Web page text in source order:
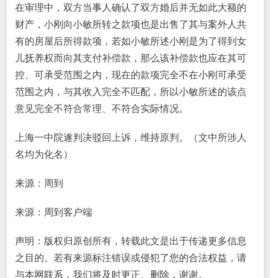
在审理中，双方当事人确认了双方婚后并无如此大额的
财产，小刚向小敏所转之款项也是出售了其与案外人共
有的房屋后所得款项，若如小敏所述小刚是为了得到女
儿抚养权而向其支付补偿款，那么该补偿款也应在其可
控、可承受范围之内，现在的款项完全不在小刚可承受
范围之内，与其收入完全不匹配，所以小敏所述的该点
意见完全不符合常理、不符合实际情况。
上海一中院遂判决驳回上诉，维持原判。（文中所涉人
名均为化名）
来源：周到
来源：周到客户端
声明：版权归原创所有，转载此文是出于传递更多信息
之目的。若有来源标注错误或侵犯了您的合法权益，请
与本网联系，我们将及时更正、删除，谢谢。